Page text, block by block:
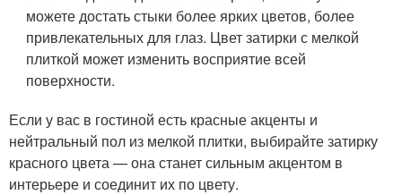
можете достать стыки более ярких цветов, более
привлекательных для глаз. Цвет затирки с мелкой
плиткой может изменить восприятие всей
поверхности.
Если у вас в гостиной есть красные акценты и
нейтральный пол из мелкой плитки, выбирайте затирку
красного цвета — она ​​станет сильным акцентом в
интерьере и соединит их по цвету.